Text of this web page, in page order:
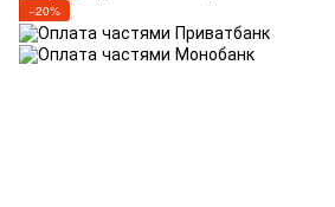
−20%